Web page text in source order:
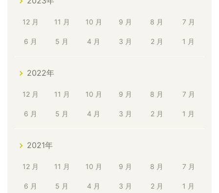
12 月 11 月 10 月 9 月 8 月 7 月
6 月 5 月 4 月 3 月 2 月 1 月
2022年
12 月 11 月 10 月 9 月 8 月 7 月
6 月 5 月 4 月 3 月 2 月 1 月
2021年
12 月 11 月 10 月 9 月 8 月 7 月
6 月 5 月 4 月 3 月 2 月 1 月